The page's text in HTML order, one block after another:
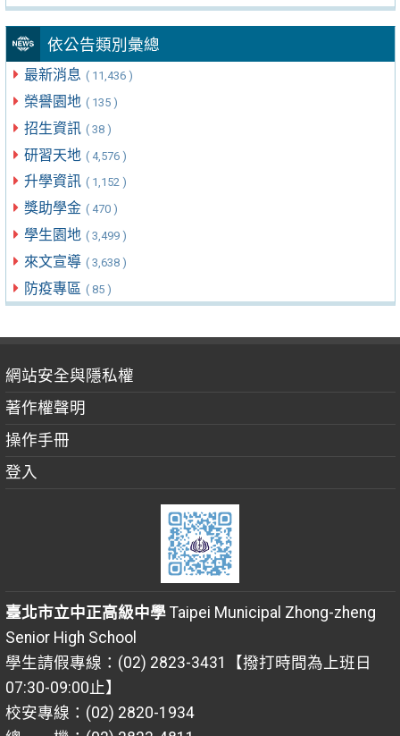
依公告類別彙總
最新消息 ( 11,436 )
榮譽園地 ( 135 )
招生資訊 ( 38 )
研習天地 ( 4,576 )
升學資訊 ( 1,152 )
獎助學金 ( 470 )
學生園地 ( 3,499 )
來文宣導 ( 3,638 )
防疫專區 ( 85 )
網站安全與隱私權
著作權聲明
操作手冊
登入
臺北市立中正高級中學Taipei Municipal Zhong-zheng
Senior High School
學生請假專線：(02) 2823-3431【撥打時間為上班日
07:30-09:00止】
校安專線：(02) 2820-1934